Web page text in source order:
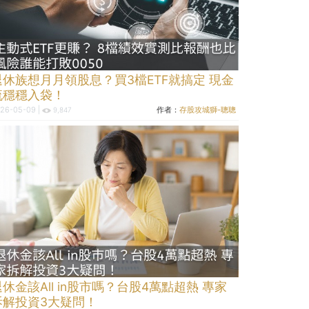
休族想月月領股息？買3檔ETF就搞定 現金
穩入袋！
05-09 | 9,847 作者：存股攻城獅-聰聰
休金該All in股市嗎？台股4萬點超熱 專家
投資3大疑問！